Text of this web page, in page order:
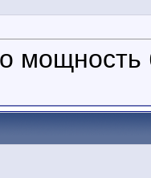
мощность